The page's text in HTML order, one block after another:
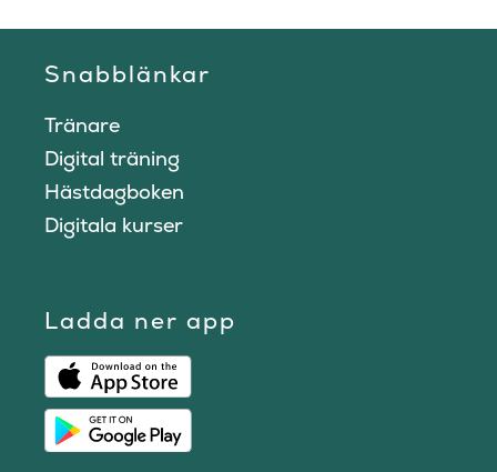
Snabblänkar
Tränare
Digital träning
Hästdagboken
Digitala kurser
Ladda ner app